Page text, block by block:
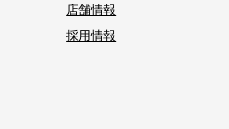
店舗情報
採用情報